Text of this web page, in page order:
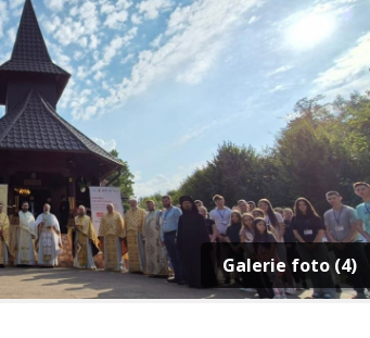
Galerie foto (4)
Februarie Martie Aprilie Mai